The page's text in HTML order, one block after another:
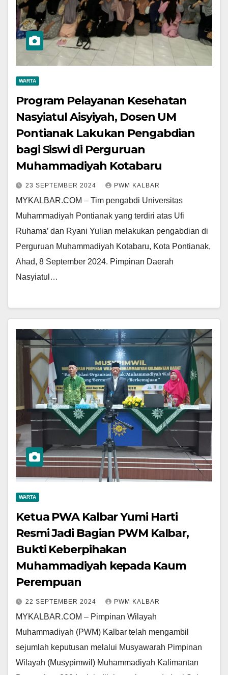
WARTA
Program Pelayanan Kesehatan
Nasyiatul Aisyiyah, Dosen UM
Pontianak Lakukan Pengabdian
bagi Siswi di Perguruan
Muhammadiyah Kotabaru
23 SEPTEMBER 2024 PWM KALBAR
MYKALBAR.COM – Tim pengabdi Universitas
Muhammadiyah Pontianak yang terdiri atas Ufi
Ruhama’ dan Ryani Yulian melakukan pengabdian di
Perguruan Muhammadiyah Kotabaru, Kota Pontianak,
Ahad, 8 September 2024. Pimpinan Daerah
Nasyiatul…
WARTA
Ketua PWA Kalbar Yumi Harti
Resmi Jadi Bagian PWM Kalbar,
Bukti Keberpihakan
Muhammadiyah kepada Kaum
Perempuan
22 SEPTEMBER 2024 PWM KALBAR
MYKALBAR.COM – Pimpinan Wilayah
Muhammadiyah (PWM) Kalbar telah mengambil
sejumlah keputusan melalui Musyawarah Pimpinan
Wilayah (Musypimwil) Muhammadiyah Kalimantan